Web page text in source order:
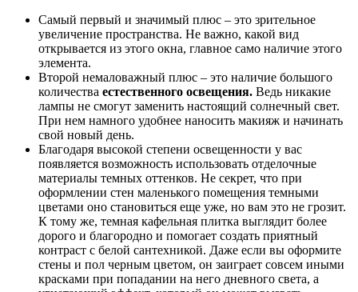
Самый первый и значимый плюс – это зрительное
увеличение пространства. Не важно, какой вид
открывается из этого окна, главное само наличие этого
элемента.
Второй немаловажный плюс – это наличие большого
количества естественного освещения. Ведь никакие
лампы не смогут заменить настоящий солнечный свет.
При нем намного удобнее наносить макияж и начинать
свой новый день.
Благодаря высокой степени освещенности у вас
появляется возможность использовать отделочные
материалы темных оттенков. Не секрет, что при
оформлении стен маленького помещения темными
цветами оно становиться еще уже, но вам это не грозит.
К тому же, темная кафельная плитка выглядит более
дорого и благородно и помогает создать приятный
контраст с белой сантехникой. Даже если вы оформите
стены и пол черным цветом, он заиграет совсем иными
красками при попадании на него дневного света, а